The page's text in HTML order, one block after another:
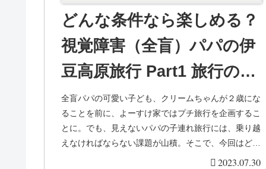
どんな条件なら楽しめる？
視覚障害（全盲）パパの伊
豆高原旅行 Part1 旅行の企
画
全盲パパの可愛い子ども、クリームちゃんが２歳にな
ることを前に、よーすけ家ではプチ旅行を企画するこ
とに。でも、見えないパパの子連れ旅行には、乗り越
えなければならない課題が山積。そこで、今回はどの
ような観点を重視して旅行を企画したのかをお話し
2023.07.30